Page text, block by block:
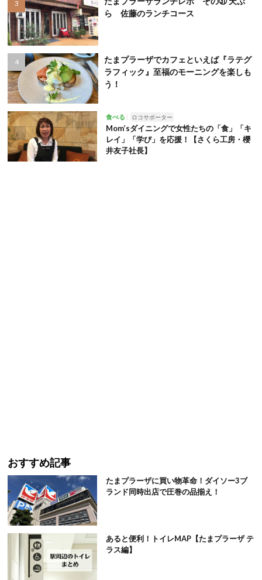
ら 佐藤のランチコース
たまプラーザでカフェといえば『ラテグ
ラフィック』至福のモーニングを楽しも
う！
食べる ロコサポーター
Mom’sダイニングで女性たちの「食」「キ
レイ」「学び」を応援！【さくら工房・櫻
井友子社長】
おすすめ記事
たまプラーザに買い物革命！ダイソー3ブ
ランド同時出店で圧巻の品揃え！
あると便利！トイレMAP【たまプラーザ テ
ラス編】